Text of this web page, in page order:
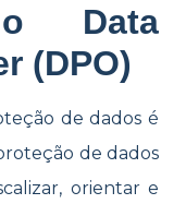
Data
(DPO)
de dados é
de dados
orientar e